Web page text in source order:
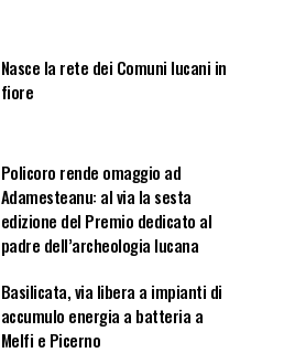
Nasce la rete dei Comuni lucani in
fiore
Policoro rende omaggio ad
Adamesteanu: al via la sesta
edizione del Premio dedicato al
padre dell’archeologia lucana
Basilicata, via libera a impianti di
accumulo energia a batteria a
Melfi e Picerno